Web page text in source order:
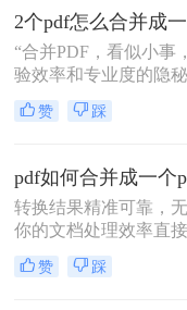
PDF文档，掌握高效
并技能至关重要。市
可以实现这一功能，
么两个pdf文件怎么合
文将为您详细介绍四
方法，从在线工具的
求。
“合并PDF，看似小事
验效率和专业度的隐
月底汇总报告、项目
资料，或是自媒体朋
PDF文档感到头疼？
格式全乱。
赞 踩
转换结果精准可靠，
你的文档处理效率直
为合并几十个PDF报告
费在重复操作上的时
赞 踩